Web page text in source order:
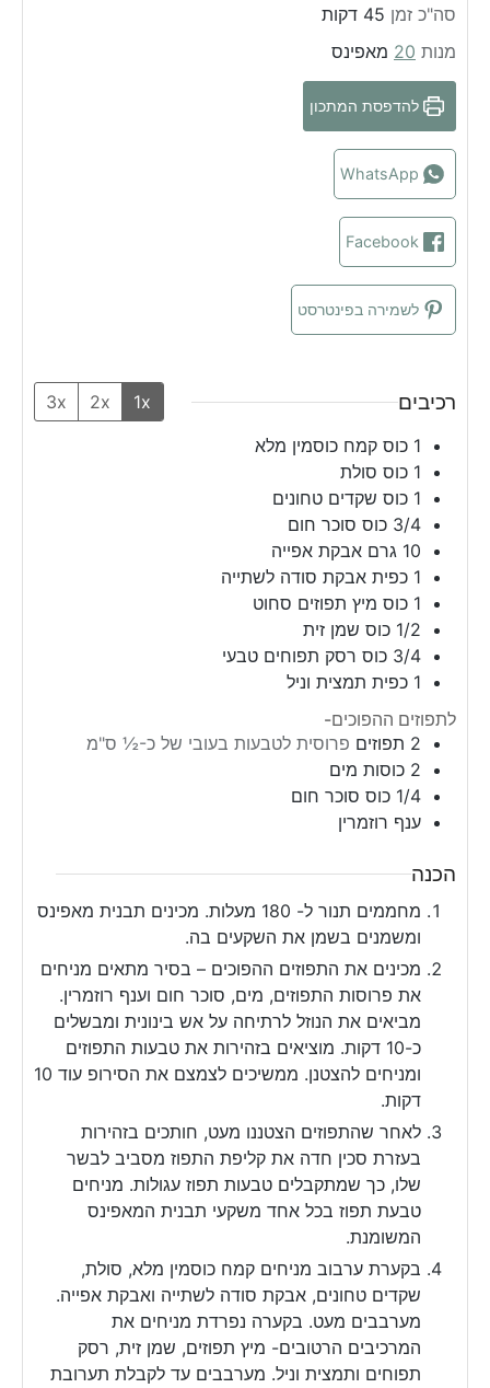
n
s
i
e
s
סה"כ זמן 45
m
t
e
s
דקות
מנות 20 מאפינס
להדפסת המתכון
WhatsApp
לשמירה בפינטרסט
רכיבים 1x
2x
3x
1 כוס קמח כוסמין מלא
1 כוס סולת
1 כוס שקדים טחונים
3/4 כוס סוכר חום
10 גרם אבקת אפייה
1 כפית אבקת סודה לשתייה
1 כוס מיץ תפוזים סחוט
1/2 כוס שמן זית
3/4 כוס רסק תפוחים טבעי
1 כפית תמצית וניל
לתפוזים ההפוכים-
2 תפוזים פרוסית לטבעות בעובי של כ-½ ס"מ
2 כוסות מים
1/4 כוס סוכר חום
ענף רוזמרין
הכנה
מחממים תנור ל- 180 מעלות. מכינים תבנית מאפינס
ומשמנים בשמן את השקעים בה.
מכינים את התפוזים ההפוכים – בסיר מתאים מניחים
את פרוסות התפוזים, מים, סוכר חום וענף רוזמרין.
מביאים את הנוזל לרתיחה על אש בינונית ומבשלים
כ-10 דקות. מוציאים בזהירות את טבעות התפוזים
ומניחים להצטנן. ממשיכים לצמצם את הסירופ עוד 10
דקות.
לאחר שהתפוזים הצטננו מעט, חותכים בזהירות
בעזרת סכין חדה את קליפת התפוז מסביב לבשר
שלו, כך שמתקבלים טבעות תפוז עגולות. מניחים
טבעת תפוז בכל אחד משקעי תבנית המאפינס
המשומנת.
בקערת ערבוב מניחים קמח כוסמין מלא, סולת,
שקדים טחונים, אבקת סודה לשתייה ואבקת אפייה.
מערבבים מעט. בקערה נפרדת מניחים את
המרכיבים הרטובים- מיץ תפוזים, שמן זית, רסק
תפוחים ותמצית וניל. מערבבים עד לקבלת תערובת